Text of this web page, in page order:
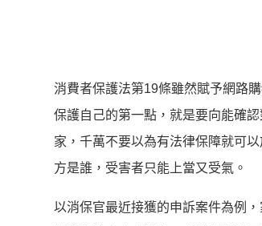
消費者保護法第19條雖然賦予網路
保護自己的第一點，就是要向能確
家，千萬不要以為有法律保障就可
方是誰，受害者只能上當又受氣。
以消保官最近接獲的申訴案件為例